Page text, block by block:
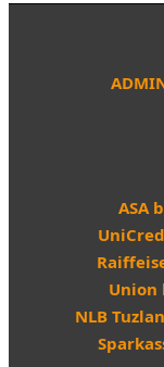
ASA
Union
NLB